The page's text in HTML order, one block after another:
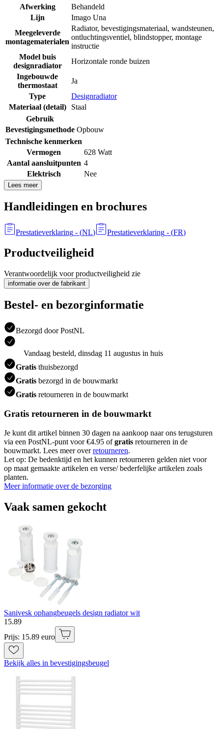
Afwerking
Behandeld
Lijn
Imago Una
Meegeleverde
montagematerialen
Radiator, bevestigingsmateriaal, wandsteunen,
ontluchtingsventiel, blindstopper, montage
instructie
Model buis
designradiator
Horizontale ronde buizen
Ingebouwde
thermostaat
Ja
Type
Designradiator
Materiaal (detail)
Staal
Gebruik
Bevestigingsmethode Opbouw
Technische kenmerken
Vermogen
628 Watt
Aantal aansluitpunten 4
Elektrisch
Nee
Lees meer
Handleidingen en brochures
Prestatieverklaring - (NL) Prestatieverklaring - (FR)
Productveiligheid
Verantwoordelijk voor productveiligheid zie
informatie over de fabrikant
Bestel- en bezorginformatie
Bezorgd door PostNL
Vandaag besteld, dinsdag 11 augustus in huis
Gratis thuisbezorgd
Gratis bezorgd in de bouwmarkt
Gratis retourneren in de bouwmarkt
Gratis retourneren in de bouwmarkt
Je kunt dit artikel binnen 30 dagen na aankoop naar ons terugsturen
via een PostNL-punt voor €4.95 ofgratis retourneren in de
bouwmarkt. Lees meer overretourneren.
Let op: De bedenktijd en het kunnen retourneren gelden niet voor
op maat gemaakte artikelen en verse/ bederfelijke artikelen zoals
planten.
Meer informatie over de bezorging
Vaak samen gekocht
Sanivesk ophangbeugels design radiator wit
15.89
Prijs: 15.89 euro
Bekijk alles in bevestigingsbeugel